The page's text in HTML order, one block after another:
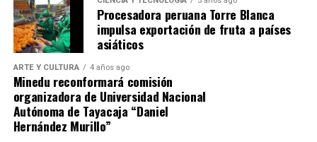
ante Los Chankas, sino buscar que Alianza Lima no se les
escape.
Source link
Procesadora peruana Torre Blanca
impulsa exportación de fruta a países
asiáticos
ARTE Y CULTURA 4 años ago
Minedu reconformará comisión
organizadora de Universidad Nacional
Autónoma de Tayacaja “Daniel
Hernández Murillo”